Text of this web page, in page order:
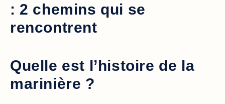
: 2 chemins qui se
rencontrent
Quelle est l’histoire de la
marinière ?